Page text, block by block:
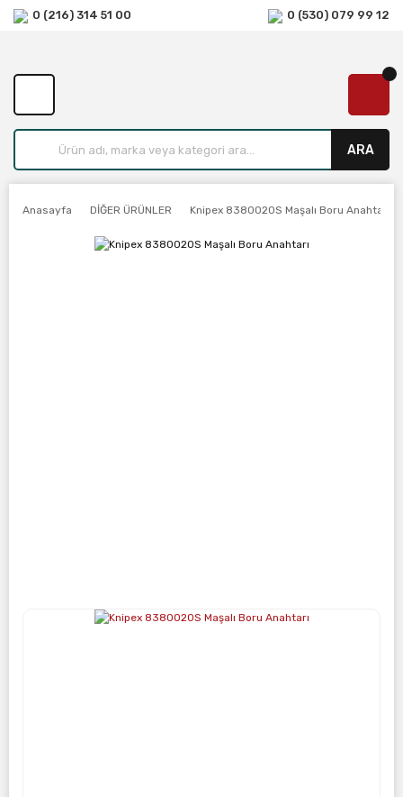
0 (216) 314 51 00 0 (530) 079 99 12
ARA
Anasayfa DİĞER ÜRÜNLER Knipex 8380020S Maşalı Boru Anahtarı